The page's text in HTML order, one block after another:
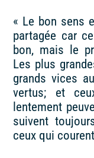
« Le bon sens
partagée car
bon, mais le
Les plus
grands vices
vertus; et
lentement
suivent
ceux qui